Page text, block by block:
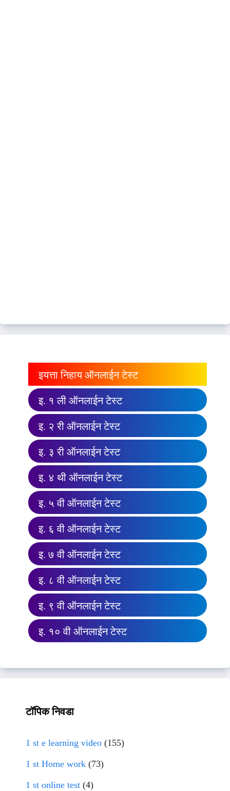
इयत्ता निहाय ऑनलाईन टेस्ट
इ. १ ली ऑनलाईन टेस्ट
इ. २ री ऑनलाईन टेस्ट
इ. ३ री ऑनलाईन टेस्ट
इ. ४ थी ऑनलाईन टेस्ट
इ. ५ वी ऑनलाईन टेस्ट
इ. ६ वी ऑनलाईन टेस्ट
इ. ७ वी ऑनलाईन टेस्ट
इ. ८ वी ऑनलाईन टेस्ट
इ. ९ वी ऑनलाईन टेस्ट
इ. १० वी ऑनलाईन टेस्ट
टॉपिक निवडा
1 st e learning video (155)
1 st Home work (73)
1 st online test (4)